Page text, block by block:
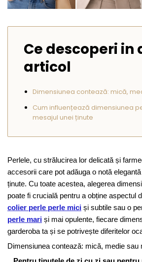
Seturi Perle cu Argint
Brose cu Perle
Ce descoperi in
articol
Dimensiunea contează: mică,
Cum influențează dimensiunea
mesajul unei ținute
Perlele, cu strălucirea lor delicată și
accesorii care pot adăuga o notă
ținute. Cu toate acestea, alegerea
poate fi crucială pentru a obține aspectul
colier perle perle mici și subtile sau o
perle mari și mai opulente, fiecare
garderoba ta și se potrivește diferitelor
Dimensiunea contează: mică, medie sau